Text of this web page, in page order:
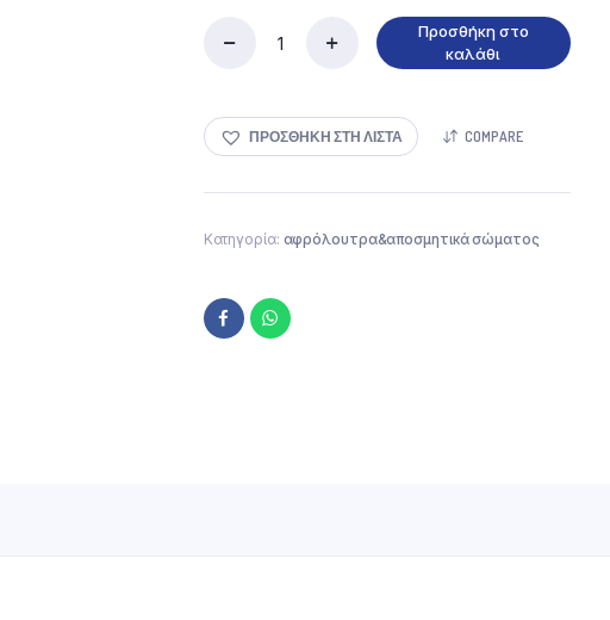
white
musk
Προσθήκη στο
καλάθι
ΠΡΟΣΘΉΚΗ ΣΤΗ ΛΊΣΤΑ COMPARE
Κατηγορία: αφρόλουτρα&αποσμητικά σώματος